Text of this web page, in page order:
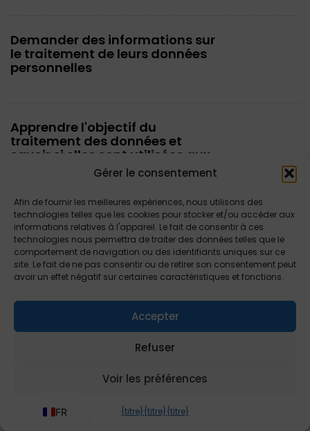
Gérer le consentement
Afin de fournir les meilleures expériences, nous utilisons des
technologies telles que les cookies pour stocker et/ou accéder aux
informations relatives à l'appareil. Le fait de consentir à ces
technologies nous permettra de traiter des données telles que le
comportement de navigation ou des identifiants uniques sur ce
site. Le fait de ne pas consentir ou de retirer son consentement peut
avoir un effet négatif sur certaines caractéristiques et fonctions.
Accepter
Refuser
Voir les préférences
{titre}{titre}{titre}
Demander des informations sur
le traitement de leurs données
personnelles
Apprendre l'objectif du
traitement des données et
savoir si elles sont utilisées aux
Connaître les tiers auxquels
leurs données personnelles sont
transférées à l'intérieur ou à
l'extérieur du pays
Demander la correction de
données incomplètes ou
Demander l'effacement ou la
FR
ES